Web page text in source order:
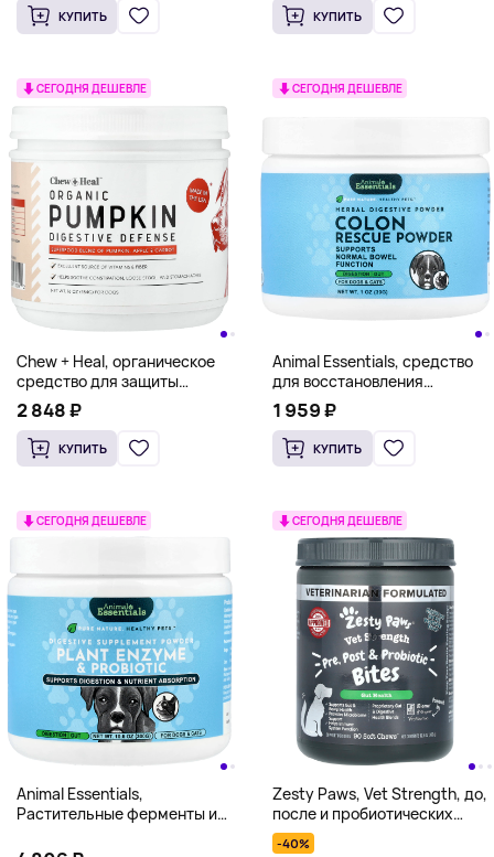
КУПИТЬ КУПИТЬ
СЕГОДНЯ ДЕШЕВЛЕ
Chew + Heal, органическое
средство для защиты
пищеварительной системы, с
тыквой, для собак, 454 г (16
унций)
2 848 ₽
КУПИТЬ
СЕГОДНЯ ДЕШЕВЛЕ
Animal Essentials, средство
для восстановления
кишечника, в порошке, для
собак и кошек, 30 г (1 унция)
1 959 ₽
КУПИТЬ
СЕГОДНЯ ДЕШЕВЛЕ
Animal Essentials,
Растительные ферменты и
СЕГОДНЯ ДЕШЕВЛЕ
Zesty Paws, Vet Strength, до,
после и пробиотических
укусов, для собак, для всех
-40%